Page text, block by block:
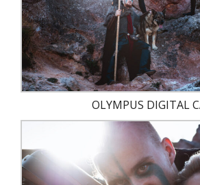
OLYMPUS DIGITAL